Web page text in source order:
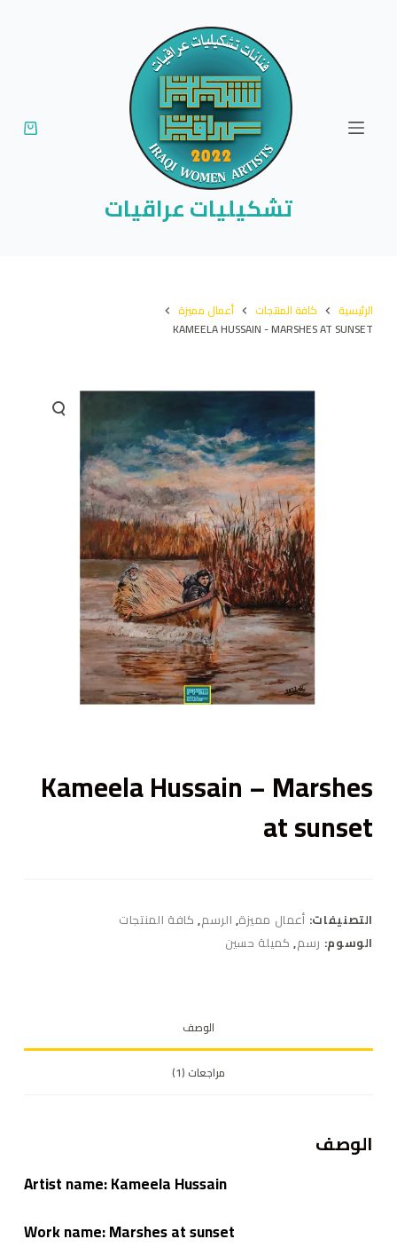
تشكيليات عراقيات
الرئيسية كافة المنتجات
أعمال مميزة
KAMEELA HUSSAIN - MARSHES AT SUNSET
Kameela Hussain – Marshes
at sunset
التصنيفات: أعمال مميزة, الرسم, كافة المنتجات
الوسوم: رسم, كميلة حسين
الوصف
مراجعات (1)
الوصف
Artist name:Kameela Hussain
Work name: Marshes at sunset